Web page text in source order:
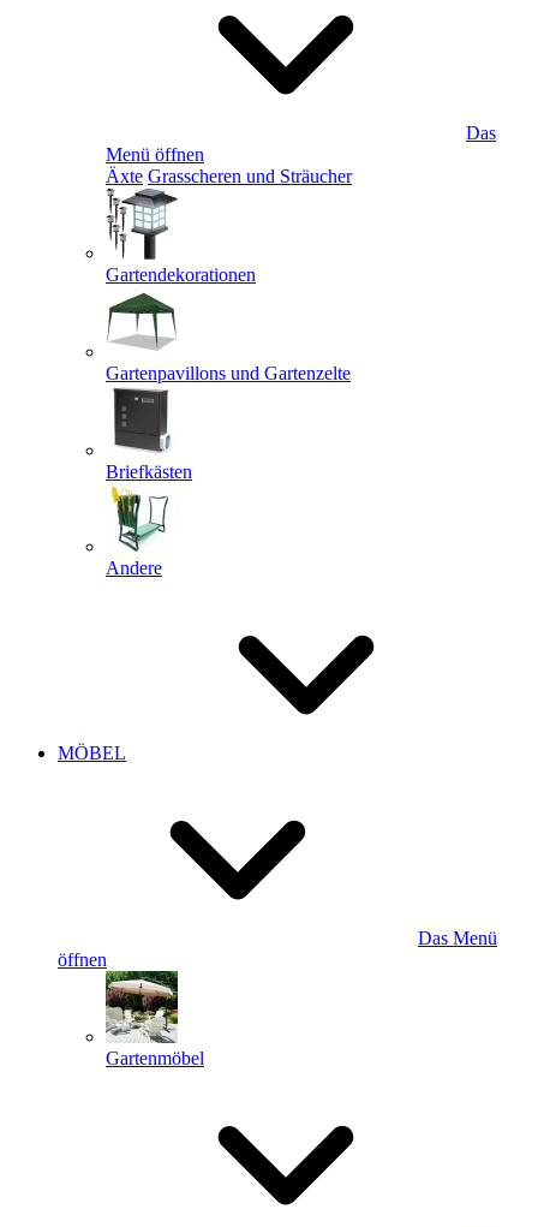
Das
Menü öffnen
Äxte Grasscheren und Sträucher
Gartendekorationen
Gartenpavillons und Gartenzelte
Briefkästen
Andere
MÖBEL
Das Menü
öffnen
Gartenmöbel